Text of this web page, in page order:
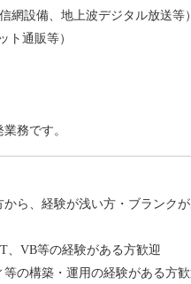
網設備、地上波デジタル放送等
ト通販等）
務です。
ら、経験が浅い方・ブランク
、 VB等の経験がある方歓迎
の構築・運用の経験がある方